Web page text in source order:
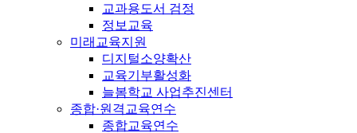
교과용도서 검정
정보교육
미래교육지원
디지털소양확산
교육기부활성화
늘봄학교 사업추진센터
종합·원격교육연수
종합교육연수